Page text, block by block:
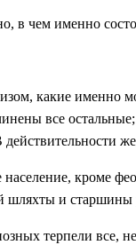
чем именно
какие
все
кроме
шляхты и старшины
терпели все,